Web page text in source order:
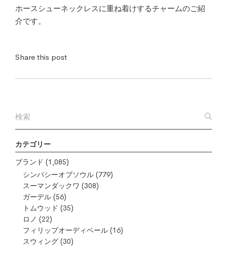
カテゴリー
ブランド (1,085)
シンパシーオブソウル (779)
スーマンダックワ (308)
ガーデル (56)
トムウッド (35)
ロノ (22)
フィリップオーディベール (16)
スウィング (30)
ホースシューネックレスに重ね着けするチャームのご紹
介です。
Share this post